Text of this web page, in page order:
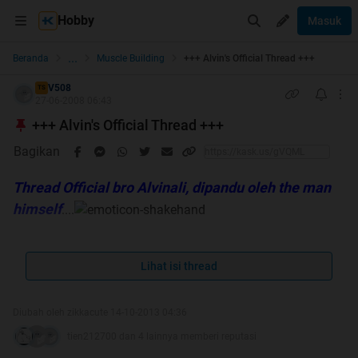
Hobby Masuk
Beranda ... Muscle Building +++ Alvin's Official Thread +++
TS V508
+++ Alvin's Official Thread +++
Bagikan
Thread Official bro Alvinali, dipandu oleh the man
himself....
Silahkan bertanya lsg kepada bro Alvin.
Lihat isi thread